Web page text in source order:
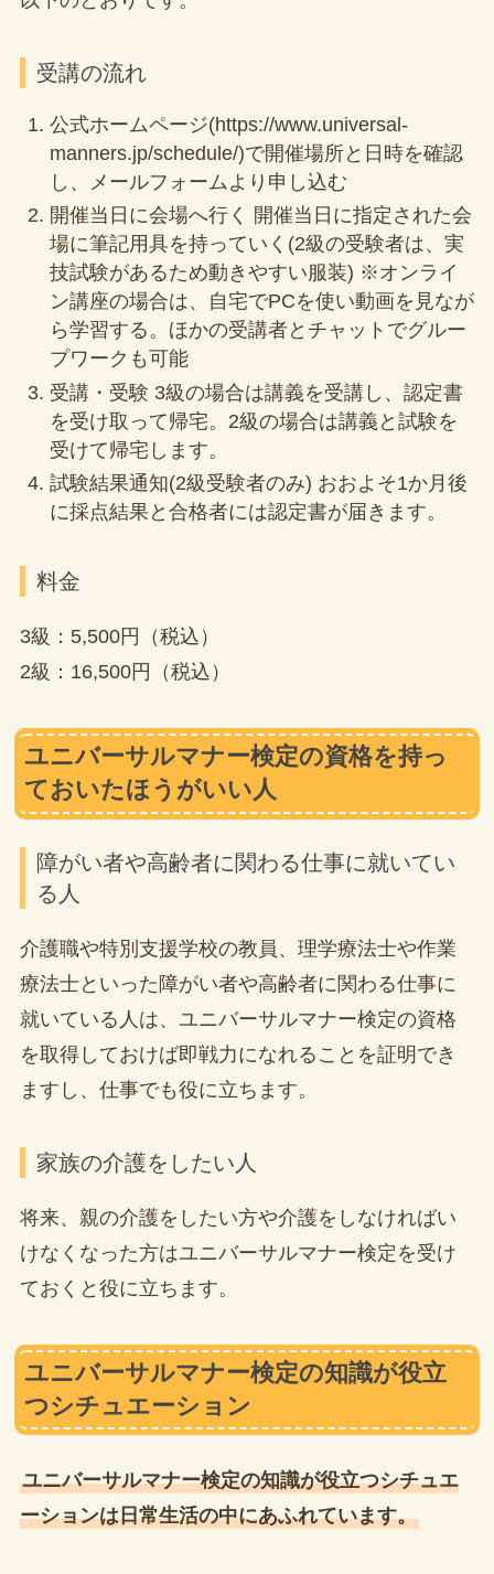
受講の流れ
公式ホームページ(https://www.universal-
manners.jp/schedule/)で開催場所と日時を確認
し、メールフォームより申し込む
開催当日に会場へ行く 開催当日に指定された会
場に筆記用具を持っていく(2級の受験者は、実
技試験があるため動きやすい服装) ※オンライ
ン講座の場合は、自宅でPCを使い動画を見なが
ら学習する。ほかの受講者とチャットでグルー
プワークも可能
受講・受験 3級の場合は講義を受講し、認定書
を受け取って帰宅。2級の場合は講義と試験を
受けて帰宅します。
試験結果通知(2級受験者のみ) おおよそ1か月後
に採点結果と合格者には認定書が届きます。
料金
3級：5,500円（税込）
2級：16,500円（税込）
ユニバーサルマナー検定の資格を持っ
ておいたほうがいい人
障がい者や高齢者に関わる仕事に就いてい
る人
介護職や特別支援学校の教員、理学療法士や作業
療法士といった障がい者や高齢者に関わる仕事に
就いている人は、ユニバーサルマナー検定の資格
を取得しておけば即戦力になれることを証明でき
ますし、仕事でも役に立ちます。
家族の介護をしたい人
将来、親の介護をしたい方や介護をしなければい
けなくなった方はユニバーサルマナー検定を受け
ておくと役に立ちます。
ユニバーサルマナー検定の知識が役立
つシチュエーション
ユニバーサルマナー検定の知識が役立つシチュエ
ーションは日常生活の中にあふれています。